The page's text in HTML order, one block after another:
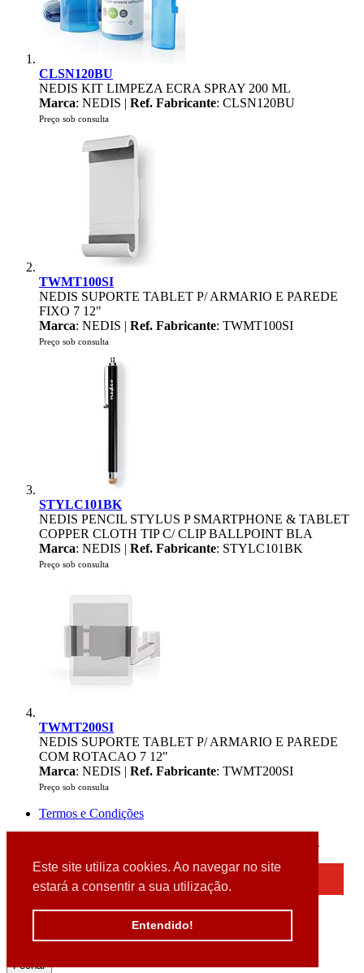
Este site utiliza cookies. Ao navegar no site
estará a consentir a sua utilização.
Entendido!
CLSN120BU
NEDIS KIT LIMPEZA ECRA SPRAY 200 ML
Marca: NEDIS | Ref. Fabricante: CLSN120BU
Preço sob consulta
TWMT100SI
NEDIS SUPORTE TABLET P/ ARMARIO E PAREDE
FIXO 7 12"
Marca: NEDIS | Ref. Fabricante: TWMT100SI
Preço sob consulta
STYLC101BK
NEDIS PENCIL STYLUS P SMARTPHONE & TABLET
COPPER CLOTH TIP C/ CLIP BALLPOINT BLA
Marca: NEDIS | Ref. Fabricante: STYLC101BK
Preço sob consulta
TWMT200SI
NEDIS SUPORTE TABLET P/ ARMARIO E PAREDE
COM ROTACAO 7 12"
Marca: NEDIS | Ref. Fabricante: TWMT200SI
Preço sob consulta
Termos e Condições
Detectamos que está a usar um browser desatualizado
Por favor, atualize o seu browser
para garantir uma melhor experiência.
Fechar